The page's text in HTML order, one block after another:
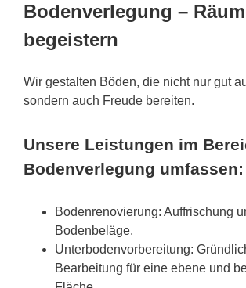
Bodenverlegung –
begeistern
Wir gestalten Böden, die nicht nur gut
sondern auch Freude bereiten.
Unsere Leistungen im
Bodenverlegung umfassen:
Bodenrenovierung: Auffrischung
Bodenbeläge.
Unterbodenvorbereitung:
Bearbeitung für eine ebene und